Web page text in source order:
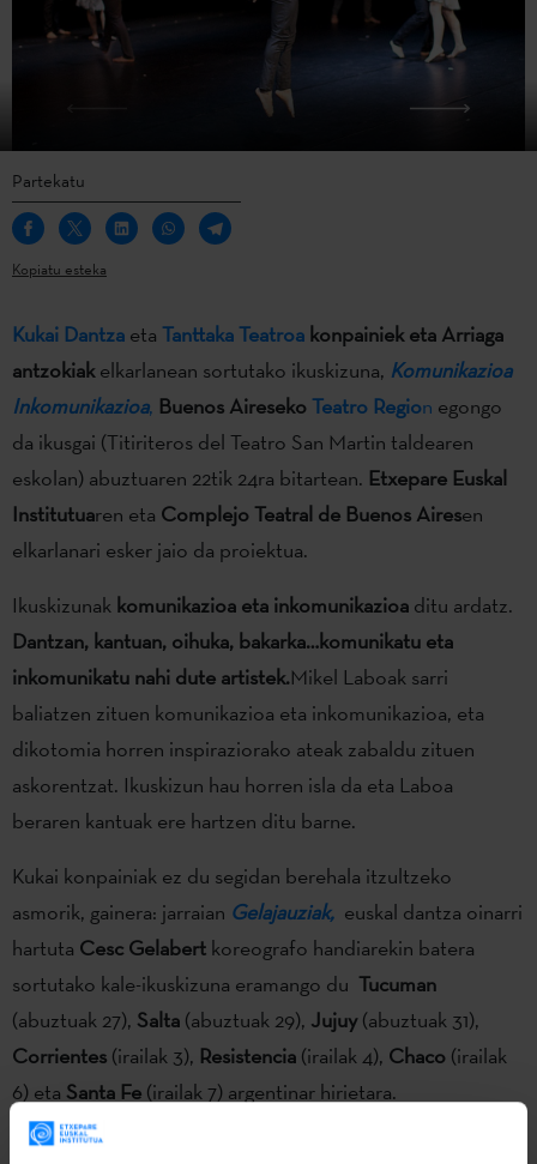
Partekatu
Kopiatu esteka
Kukai Dantza eta Tanttaka Teatroa konpainiek eta Arriaga
antzokiakelkarlanean sortutako ikuskizuna, Komunikazioa
Inkomunikazioa, Buenos AiresekoTeatro Region egongo
da ikusgai (Titiriteros del Teatro San Martin taldearen
eskolan) abuztuaren 22tik 24ra bitartean. Etxepare Euskal
Institutuaren eta Complejo Teatral de Buenos Airesen
elkarlanari esker jaio da proiektua.
Ikuskizunak komunikazioa eta inkomunikazioa ditu ardatz.
Dantzan, kantuan, oihuka, bakarka…komunikatu eta
inkomunikatu nahi dute artistek.Mikel Laboak sarri
baliatzen zituen komunikazioa eta inkomunikazioa, eta
dikotomia horren inspiraziorako ateak zabaldu zituen
askorentzat. Ikuskizun hau horren isla da eta Laboa
beraren kantuak ere hartzen ditu barne.
Kukai konpainiak ez du segidan berehala itzultzeko
asmorik, gainera: jarraian Gelajauziak, euskal dantza oinarri
hartuta Cesc Gelabert koreografo handiarekin batera
sortutako kale-ikuskizuna eramango du Tucuman
(abuztuak 27), Salta (abuztuak 29), Jujuy(abuztuak 31),
Corrientes (irailak 3), Resistencia (irailak 4), Chaco (irailak
6) eta Santa Fe (irailak 7) argentinar hirietara.
Kukai Dantza